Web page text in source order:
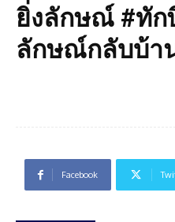
ยิ่งลักษณ์ #ทั
ลักษณ์กลับบ้า
Facebook